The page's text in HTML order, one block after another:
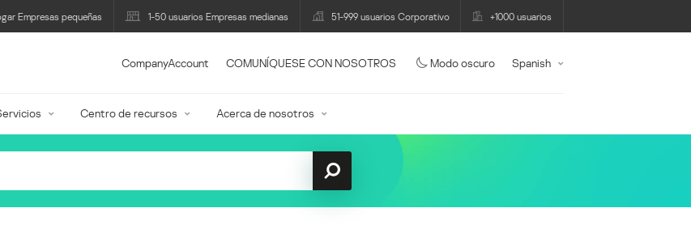
Empresas pequeñas 1-50 usuarios Empresas medianas 51-999 usuarios Corporativo +1000 usuarios
CompanyAccount COMUNÍQUESE CON NOSOTROS Modo oscuro Spanish
Centro de recursos Acerca de nosotros